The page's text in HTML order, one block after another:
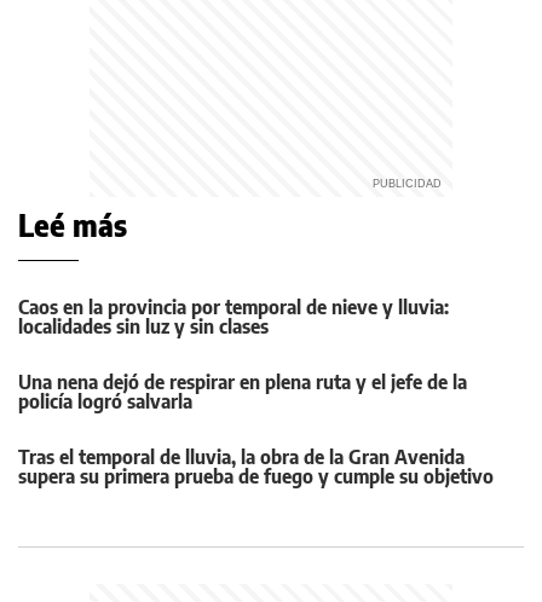
Leé más
Caos en la provincia por temporal de nieve y lluvia:
localidades sin luz y sin clases
Una nena dejó de respirar en plena ruta y el jefe de la
policía logró salvarla
Tras el temporal de lluvia, la obra de la Gran Avenida
supera su primera prueba de fuego y cumple su objetivo